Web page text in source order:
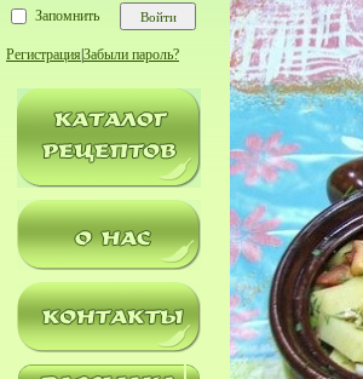
Запомнить
Регистрация Забыли пароль?